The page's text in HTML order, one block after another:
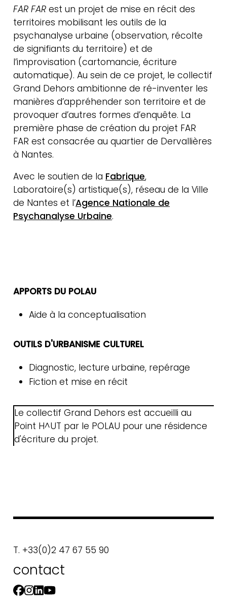
FAR FARest un projet de mise en récit des
territoires mobilisant les outils de la
psychanalyse urbaine (observation, récolte
de signifiants du territoire) et de
l’improvisation (cartomancie, écriture
automatique). Au sein de ce projet, le collectif
Grand Dehors ambitionne de ré-inventer les
manières d’appréhender son territoire et de
provoquer d’autres formes d’enquête. La
première phase de création du projet FAR
FAR est consacrée au quartier de Dervallières
à Nantes.
Avec le soutien de la Fabrique,
Laboratoire(s) artistique(s), réseau de la Ville
de Nantes et l’Agence Nationale de
Psychanalyse Urbaine.
APPORTS DU POLAU
Aide à la conceptualisation
OUTILS D'URBANISME CULTUREL
Diagnostic, lecture urbaine, repérage
Fiction et mise en récit
Le collectif Grand Dehors est accueilli au
Point H^UT par le POLAU pour une résidence
d'écriture du projet.
T. +33(0)2 47 67 55 90
contact
méthodes &
ressources
Actualités